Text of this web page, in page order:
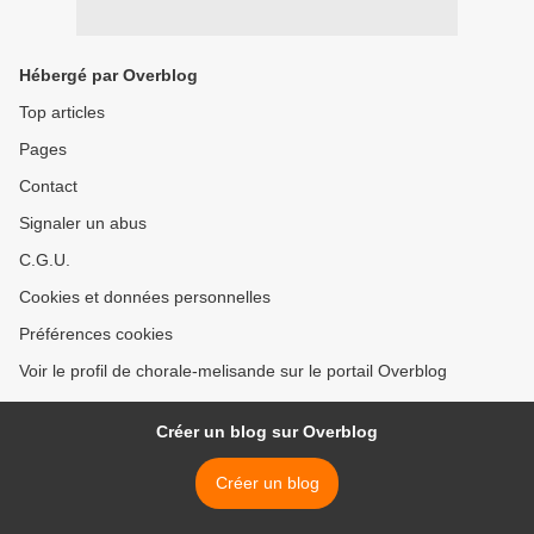
Hébergé par Overblog
Top articles
Pages
Contact
Signaler un abus
C.G.U.
Cookies et données personnelles
Préférences cookies
Voir le profil de chorale-melisande sur le portail Overblog
Créer un blog sur Overblog
Créer un blog